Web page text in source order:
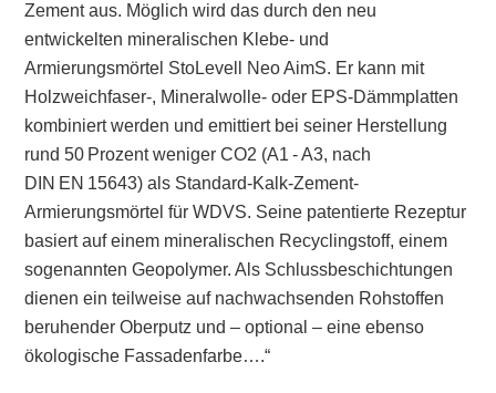
Zement aus. Möglich wird das durch den neu
entwickelten mineralischen Klebe- und
Armierungsmörtel StoLevell Neo AimS. Er kann mit
Holzweichfaser-, Mineralwolle- oder EPS-Dämmplatten
kombiniert werden und emittiert bei seiner Herstellung
rund 50 Prozent weniger CO2 (A1 - A3, nach
DIN EN 15643) als Standard-Kalk-Zement-
Armierungsmörtel für WDVS. Seine patentierte Rezeptur
basiert auf einem mineralischen Recyclingstoff, einem
sogenannten Geopolymer. Als Schlussbeschichtungen
dienen ein teilweise auf nachwachsenden Rohstoffen
beruhender Oberputz und – optional – eine ebenso
ökologische Fassadenfarbe….“